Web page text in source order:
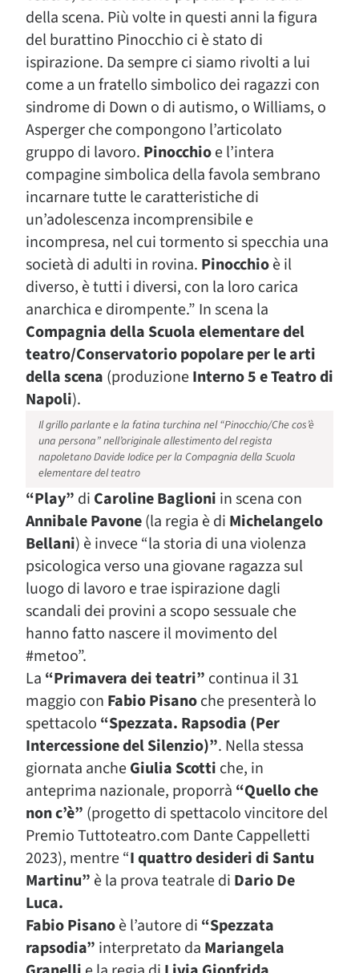
della scena. Più volte in questi anni la figura
del burattino Pinocchio ci è stato di
ispirazione. Da sempre ci siamo rivolti a lui
come a un fratello simbolico dei ragazzi con
sindrome di Down o di autismo, o Williams, o
Asperger che compongono l’articolato
gruppo di lavoro. Pinocchioe l’intera
compagine simbolica della favola sembrano
incarnare tutte le caratteristiche di
un’adolescenza incomprensibile e
incompresa, nel cui tormento si specchia una
società di adulti in rovina. Pinocchioè il
diverso, è tutti i diversi, con la loro carica
anarchica e dirompente.” In scena la
Compagnia della Scuola elementare del
teatro/Conservatorio popolare per le arti
della scena (produzioneInterno 5 e Teatro di
Napoli).
Il grillo parlante e la fatina turchina nel “Pinocchio/Che cos’è
una persona” nell’originale allestimento del regista
napoletano Davide Iodice per la Compagnia della Scuola
elementare del teatro
“Play” di Caroline Baglioni in scena con
Annibale Pavone(la regia è di Michelangelo
Bellani) è invece “la storia di una violenza
psicologica verso una giovane ragazza sul
luogo di lavoro e trae ispirazione dagli
scandali dei provini a scopo sessuale che
hanno fatto nascere il movimento del
#metoo”.
La “Primavera dei teatri” continua il 31
maggio con Fabio Pisanoche presenterà lo
spettacolo “Spezzata. Rapsodia (Per
Intercessione del Silenzio)”. Nella stessa
giornata ancheGiulia Scotti che, in
anteprima nazionale, proporrà “Quello che
non c’è” (progetto di spettacolo vincitore del
Premio Tuttoteatro.com Dante Cappelletti
2023), mentre “I quattro desideri di Santu
Martinu” è la prova teatrale di Dario De
Luca.
Fabio Pisanoè l’autore di “Spezzata
rapsodia” interpretato da Mariangela